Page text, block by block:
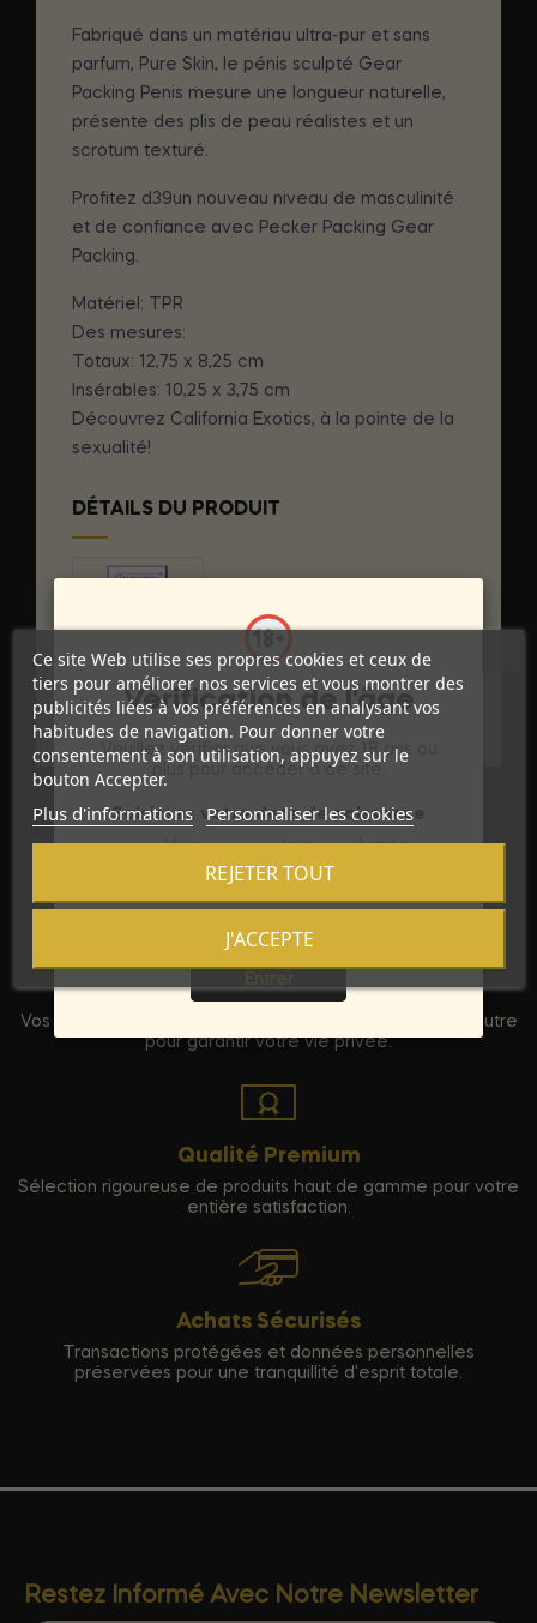
Fabriqué dans un matériau ultra-pur et sans
parfum, Pure Skin, le pénis sculpté Gear
Packing Penis mesure une longueur naturelle,
présente des plis de peau réalistes et un
scrotum texturé.
Profitez d39un nouveau niveau de masculinité
et de confiance avec Pecker Packing Gear
Packing.
Matériel: TPR
Des mesures:
Totaux: 12,75 x 8,25 cm
Insérables: 10,25 x 3,75 cm
Découvrez California Exotics, à la pointe de la
sexualité!
DÉTAILS DU PRODUIT
Référence
Références spécifiques
Discrétion Assurée
Vos commandes sont expédiées dans un emballage neutre
pour garantir votre vie privée.
Qualité Premium
Sélection rigoureuse de produits haut de gamme pour votre
entière satisfaction.
Achats Sécurisés
Transactions protégées et données personnelles
préservées pour une tranquillité d'esprit totale.
Restez Informé Avec Notre Newsletter
Ce site Web utilise ses propres cookies et ceux de
tiers pour améliorer nos services et vous montrer des
publicités liées à vos préférences en analysant vos
habitudes de navigation. Pour donner votre
consentement à son utilisation, appuyez sur le
bouton Accepter.
Plus d'informations Personnaliser les cookies
REJETER TOUT
J'ACCEPTE
Vérification de l'âge
Veuillez vérifier que vous avez 18 ans ou
plus pour accéder à ce site.
Saisissez votre date de naissance
Mois
Jour Année
Sortie